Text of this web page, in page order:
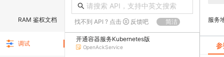
RAM 鉴权文档
调试
找不到 API ? 点击 反馈吧 简洁
开通容器服务Kubernetes版
OpenAckService
服务